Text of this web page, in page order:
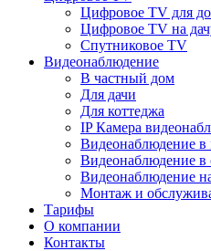
Цифровое TV для
Цифровое TV на
Спутниковое TV
Видеонаблюдение
В частный дом
Для дачи
Для коттеджа
IP Камера
Видеонаблюдение в
Видеонаблюдение в
Видеонаблюдение
Монтаж и
Тарифы
О компании
Контакты